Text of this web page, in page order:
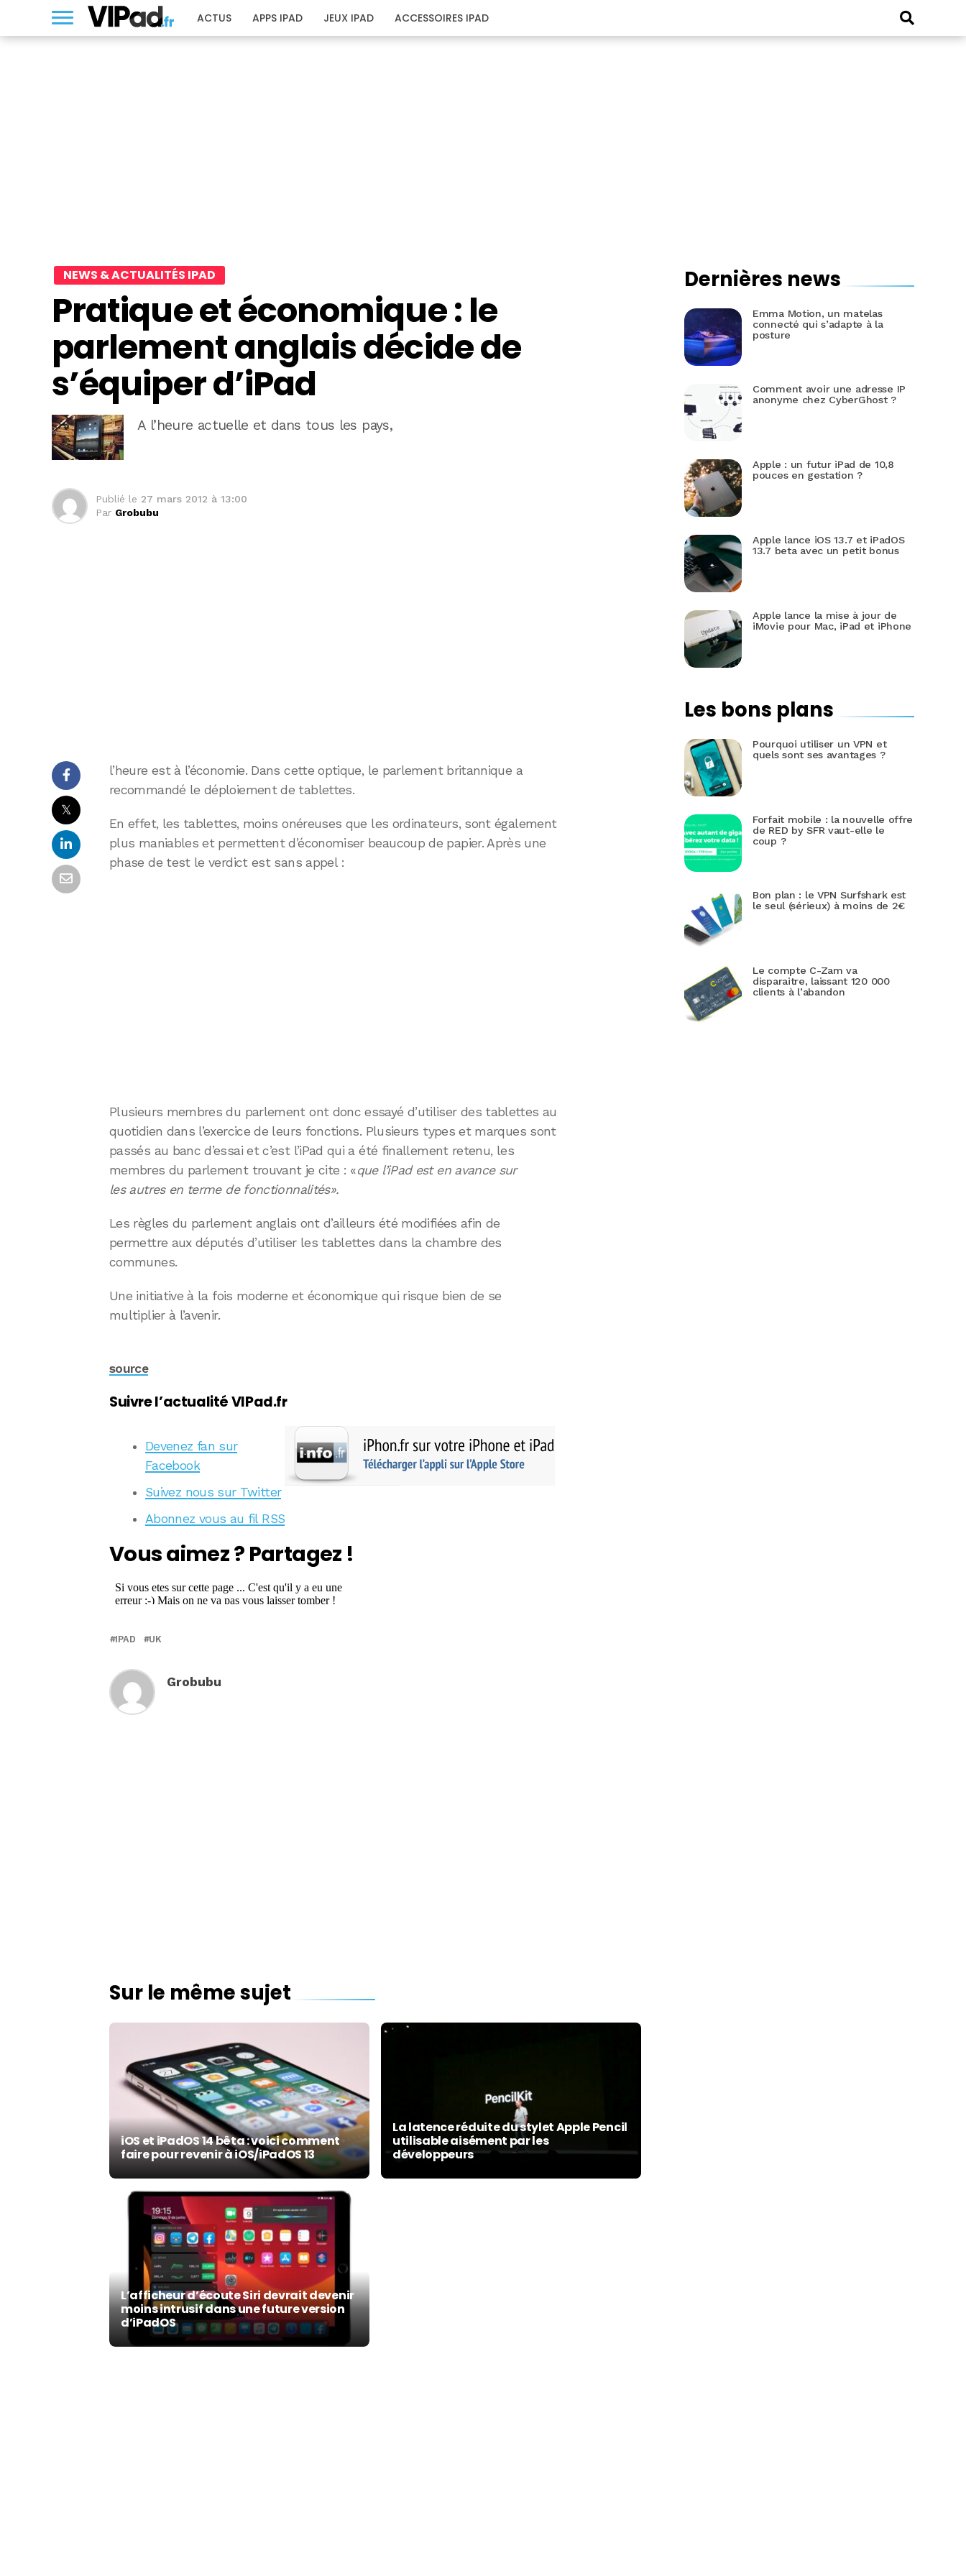
ACTUS APPS IPAD JEUX IPAD ACCESSOIRES IPAD
NEWS & ACTUALITÉS IPAD
Pratique et économique : le
parlement anglais décide de
s’équiper d’iPad
A l’heure actuelle et dans tous les pays,
Publié le 27 mars 2012 à 13:00
Par Grobubu
𝕏
l’heure est à l’économie. Dans cette optique, le parlement britannique a
recommandé le déploiement de tablettes.
En effet, les tablettes, moins onéreuses que les ordinateurs, sont également
plus maniables et permettent d’économiser beaucoup de papier. Après une
phase de test le verdict est sans appel :
Plusieurs membres du parlement ont donc essayé d’utiliser des tablettes au
quotidien dans l’exercice de leurs fonctions. Plusieurs types et marques sont
passés au banc d’essai et c’est l’iPad qui a été finallement retenu, les
membres du parlement trouvant je cite : «que l’iPad est en avance sur
les autres en terme de fonctionnalités».
Les règles du parlement anglais ont d’ailleurs été modifiées afin de
permettre aux députés d’utiliser les tablettes dans la chambre des
communes.
Une initiative à la fois moderne et économique qui risque bien de se
multiplier à l’avenir.
source
Suivre l’actualité VIPad.fr
Devenez fan sur
Facebook
Suivez nous sur Twitter
Abonnez vous au fil RSS
Vous aimez ? Partagez !
IPAD UK
Grobubu
Sur le même sujet
iOS et iPadOS 14 bêta : voici comment
faire pour revenir à iOS/iPadOS 13
La latence réduite du stylet Apple Pencil
utilisable aisément par les
développeurs
L’afficheur d’écoute Siri devrait devenir
moins intrusif dans une future version
d’iPadOS
Dernières news
Emma Motion, un matelas
connecté qui s’adapte à la
posture
Comment avoir une adresse IP
anonyme chez CyberGhost ?
Apple : un futur iPad de 10,8
pouces en gestation ?
Apple lance iOS 13.7 et iPadOS
13.7 beta avec un petit bonus
Apple lance la mise à jour de
iMovie pour Mac, iPad et iPhone
Les bons plans
Pourquoi utiliser un VPN et
quels sont ses avantages ?
Forfait mobile : la nouvelle offre
de RED by SFR vaut-elle le
coup ?
Bon plan : le VPN Surfshark est
le seul (sérieux) à moins de 2€
Le compte C-Zam va
disparaitre, laissant 120 000
clients à l’abandon